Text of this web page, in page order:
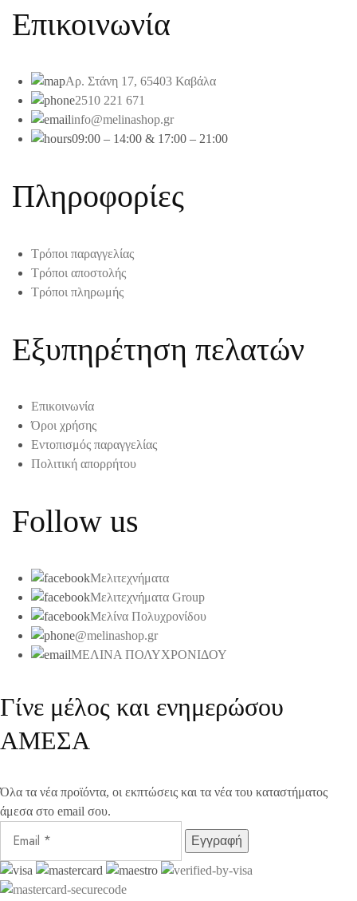
Επικοινωνία
Αρ. Στάνη 17, 65403 Καβάλα
2510 221 671
info@melinashop.gr
09:00 – 14:00 & 17:00 – 21:00
Πληροφορίες
Τρόποι παραγγελίας
Τρόποι αποστολής
Τρόποι πληρωμής
Εξυπηρέτηση πελατών
Επικοινωνία
Όροι χρήσης
Εντοπισμός παραγγελίας
Πολιτική απορρήτου
Follow us
Μελιτεχνήματα
Μελιτεχνήματα Group
Μελίνα Πολυχρονίδου
@melinashop.gr
ΜΕΛΙΝΑ ΠΟΛΥΧΡΟΝΙΔΟΥ
Γίνε μέλος και ενημερώσου
ΑΜΕΣΑ
Όλα τα νέα προϊόντα, οι εκπτώσεις και τα νέα του καταστήματος
άμεσα στο email σου.